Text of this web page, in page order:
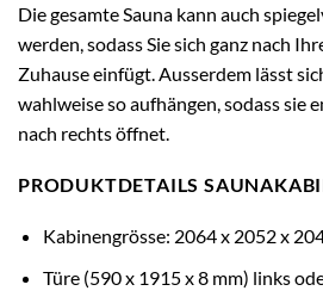
Die gesamte Sauna kann auch
werden, sodass Sie sich ganz nach
Zuhause einfügt. Ausserdem lässt
wahlweise so aufhängen, sodass sie
nach rechts öffnet.
PRODUKTDETAILS
Kabinengrösse: 2064 x 2052 x
Türe (590 x 1915 x 8 mm) links